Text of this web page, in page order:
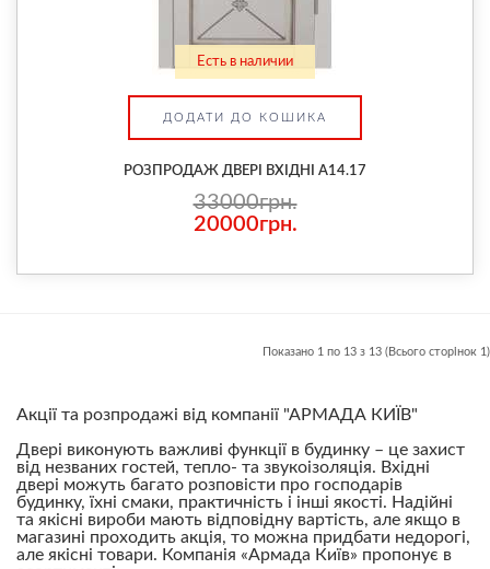
Есть в наличии
ДОДАТИ ДО КОШИКА
РОЗПРОДАЖ ДВЕРІ ВХІДНІ А14.17
33000грн.
20000грн.
Показано 1 по 13 з 13 (Всього сторінок 1)
Акції та розпродажі від компанії "АРМАДА КИЇВ"
Двері виконують важливі функції в будинку – це захист
від незваних гостей, тепло- та звукоізоляція. Вхідні
двері можуть багато розповісти про господарів
будинку, їхні смаки, практичність і інші якості. Надійні
та якісні вироби мають відповідну вартість, але якщо в
магазині проходить акція, то можна придбати недорогі,
але якісні товари. Компанія «Армада Київ» пропонує в